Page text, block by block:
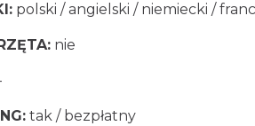
polski / angielski / niemiecki /
nie
tak / bezpłatny